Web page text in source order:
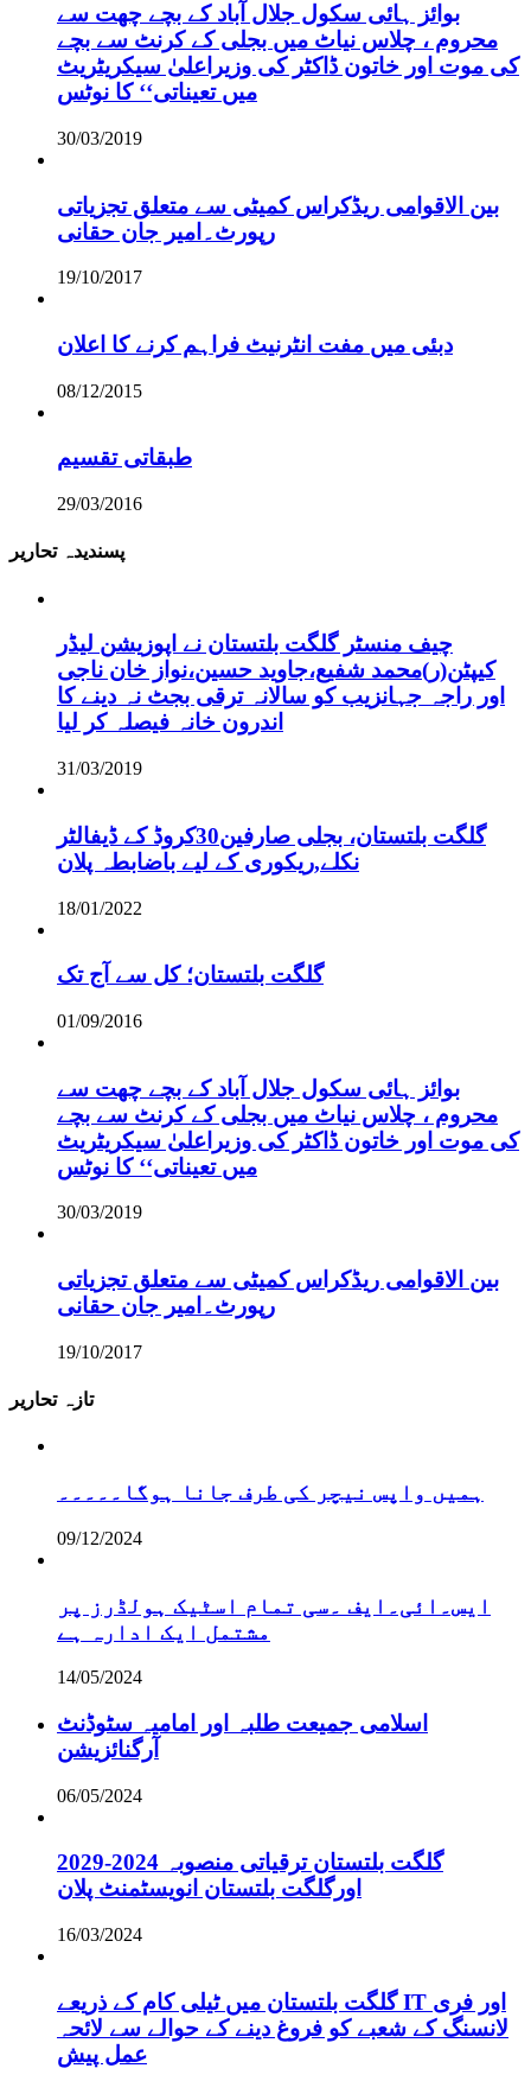
بوائز ہائی سکول جلال آباد کے بچے چھت سے
محروم ، چلاس نیاٹ میں بجلی کے کرنٹ سے بچے
کی موت اور خاتون ڈاکٹر کی وزیراعلیٰ سیکریٹریٹ
میں تعیناتی‘‘ کا نوٹس
30/03/2019
بین الاقوامی ریڈکراس کمیٹی سے متعلق تجزیاتی
رپورٹ۔امیر جان حقانی
19/10/2017
دبئی میں مفت انٹرنیٹ فراہم کرنے کا اعلان
08/12/2015
طبقاتی تقسیم
29/03/2016
پسندیدہ تحاریر
چیف منسٹر گلگت بلتستان نے اپوزیشن لیڈر
کیپٹن(ر)محمد شفیع،جاوید حسین،نواز خان ناجی
اور راجہ جہانزیب کو سالانہ ترقی بجٹ نہ دینے کا
اندرون خانہ فیصلہ کر لیا
31/03/2019
گلگت بلتستان، بجلی صارفین30کروڈ کے ڈیفالٹر
نکلے,ریکوری کے لیے باضابطہ پلان
18/01/2022
گلگت بلتستان؛ کل سے آج تک
01/09/2016
بوائز ہائی سکول جلال آباد کے بچے چھت سے
محروم ، چلاس نیاٹ میں بجلی کے کرنٹ سے بچے
کی موت اور خاتون ڈاکٹر کی وزیراعلیٰ سیکریٹریٹ
میں تعیناتی‘‘ کا نوٹس
30/03/2019
بین الاقوامی ریڈکراس کمیٹی سے متعلق تجزیاتی
رپورٹ۔امیر جان حقانی
19/10/2017
تازہ تحاریر
ہمیں واپس نیچر کی طرف جانا ہوگا۔۔۔۔۔
09/12/2024
ایس۔ائی۔ایف ۔سی تمام اسٹیک ہولڈرز پر
مشتمل ایک ادارہ ہے
14/05/2024
اسلامی جمیعت طلبہ اور امامیہ سٹوڈنٹ
آرگنائزیشن
06/05/2024
گلگت بلتستان ترقیاتی منصوبہ 2024-2029
اورگلگت بلتستان انویسٹمنٹ پلان
16/03/2024
گلگت بلتستان میں ٹیلی کام کے ذریعے IT اور فری
لانسنگ کے شعبے کو فروغ دینے کے حوالے سے لائحہ
عمل پیش